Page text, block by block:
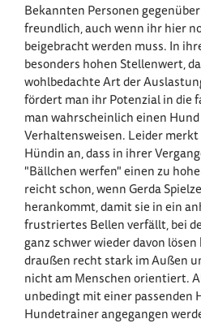
Bekannten Personen
freundlich, auch wenn ihr hier
beigebracht werden muss. In
besonders hohen Stellenwert,
wohlbedachte Art der
fördert man ihr Potenzial in die
man wahrscheinlich einen
Verhaltensweisen. Leider
Hündin an, dass in ihrer
"Bällchen werfen" einen zu
reicht schon, wenn Gerda
herankommt, damit sie in ein
frustriertes Bellen verfällt, bei
ganz schwer wieder davon
draußen recht stark im Außen
nicht am Menschen orientiert.
unbedingt mit einer passenden
Hundetrainer angegangen